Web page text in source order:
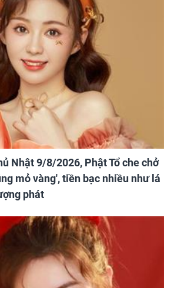
Nhật 9/8/2026, Phật Tổ che chở
mỏ vàng', tiền bạc nhiều như lá
phát